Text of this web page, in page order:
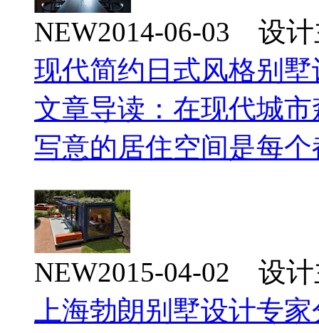
NEW2014-06-03 设
现代简约日式风格别
文章导读：在现代城
写意的居住空间是每
NEW2015-04-02 设
上海勃朗别墅设计专